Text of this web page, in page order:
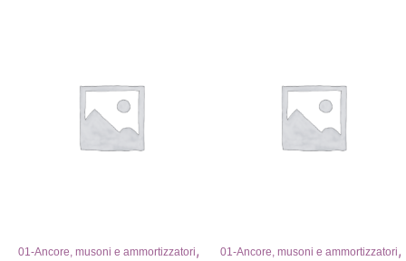
01-Ancore, musoni e ammortizzatori, 01-Ancore, musoni e ammortizzatori,